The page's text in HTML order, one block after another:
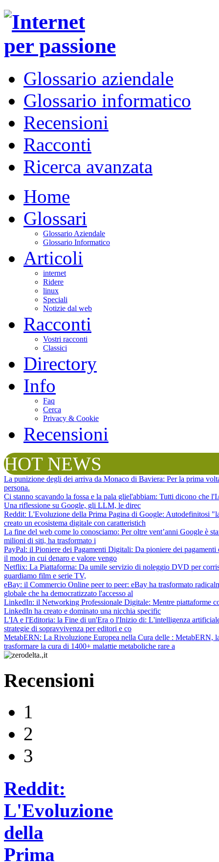
Glossario aziendale
Glossario informatico
Recensioni
Racconti
Ricerca avanzata
Home
Glossari
Glossario Aziendale
Glossario Informatico
Articoli
internet
Ridere
linux
Speciali
Notizie dal web
Racconti
Vostri racconti
Classici
Directory
Info
Faq
Cerca
Privacy & Cookie
Recensioni
HOT NEWS
La punizione degli dei arriva da Monaco di Baviera: Per la prima
persona.
Ci stanno scavando la fossa e la pala gliel'abbiam: Tutti dicono che
Una riflessione su Google, gli LLM, le direc
Reddit: L'Evoluzione della Prima Pagina di Google: Autodefinitosi
creato un ecosistema digitale con caratteristich
La fine del web come lo conosciamo: Per oltre vent’anni Google è
milioni di siti, ha trasformato i
PayPal: il Pioniere dei Pagamenti Digitali: Da pioniere dei
il modo in cui denaro e valore vengo
Netflix: La Piattaforma: Da umile servizio di noleggio DVD per
guardiamo film e serie TV,
eBay: il Commercio Online peer to peer: eBay ha trasformato
globale che ha democratizzato l'accesso al
LinkedIn: il Networking Professionale Digitale: Mentre piattaforme
LinkedIn ha creato e dominato una nicchia specific
L'IA e l'Editoria: la Fine di un'Era o l'Inizio di: L'intelligenza
strategie di sopravvivenza per editori e co
MetabERN: La Rivoluzione Europea nella Cura delle : MetabERN,
trasformare la cura di 1400+ malattie metaboliche rare a
Recensioni
1
2
3
Reddit:
L'Evoluzione
della
Prima